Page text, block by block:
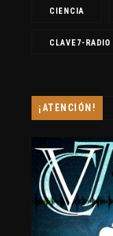
CIENCIA
CLAVE7-RADIO
¡ATENCIÓN!